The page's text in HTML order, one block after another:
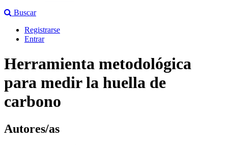
Buscar
Registrarse
Entrar
Herramienta metodológica
para medir la huella de
carbono
Autores/as